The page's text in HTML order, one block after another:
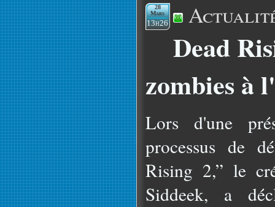
28
Mars
13h26
Dead
zombies à
Lors d'une
processus de
Rising 2,” le
Siddeek, a